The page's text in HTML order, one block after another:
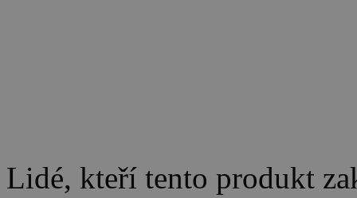
Lidé, kteří tento produkt